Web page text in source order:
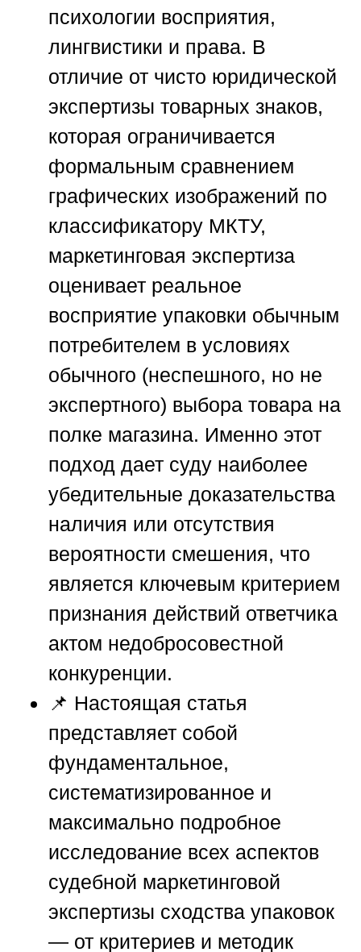
психологии восприятия,
лингвистики и права. В
отличие от чисто юридической
экспертизы товарных знаков,
которая ограничивается
формальным сравнением
графических изображений по
классификатору МКТУ,
маркетинговая экспертиза
оценивает реальное
восприятие упаковки обычным
потребителем в условиях
обычного (неспешного, но не
экспертного) выбора товара на
полке магазина. Именно этот
подход дает суду наиболее
убедительные доказательства
наличия или отсутствия
вероятности смешения, что
является ключевым критерием
признания действий ответчика
актом недобросовестной
конкуренции.
📌 Настоящая статья
представляет собой
фундаментальное,
систематизированное и
максимально подробное
исследование всех аспектов
судебной маркетинговой
экспертизы сходства упаковок
— от критериев и методик